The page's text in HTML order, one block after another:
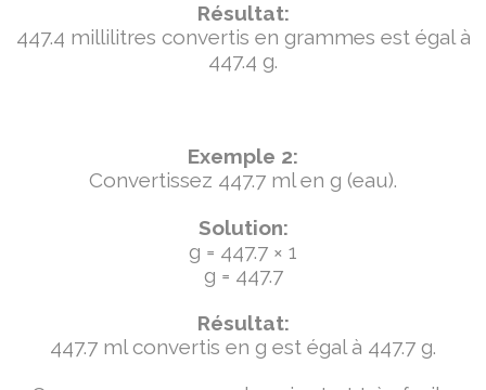
Résultat:
447.4 millilitres convertis en grammes est égal à
447.4 g.
Exemple 2:
Convertissez 447.7 ml en g (eau).
Solution:
g = 447.7 × 1
g = 447.7
Résultat:
447.7 ml convertis en g est égal à 447.7 g.